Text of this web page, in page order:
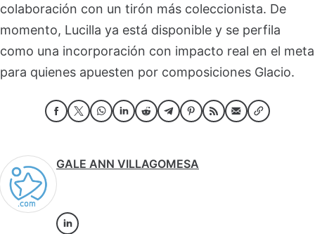
colaboración con un tirón más coleccionista. De
momento, Lucilla ya está disponible y se perfila
como una incorporación con impacto real en el meta
para quienes apuesten por composiciones Glacio.
GALE ANN VILLAGOMESA